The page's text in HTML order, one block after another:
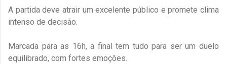
A partida deve atrair um excelente público e promete clima
intenso de decisão.
Marcada para as 16h, a final tem tudo para ser um duelo
equilibrado, com fortes emoções.